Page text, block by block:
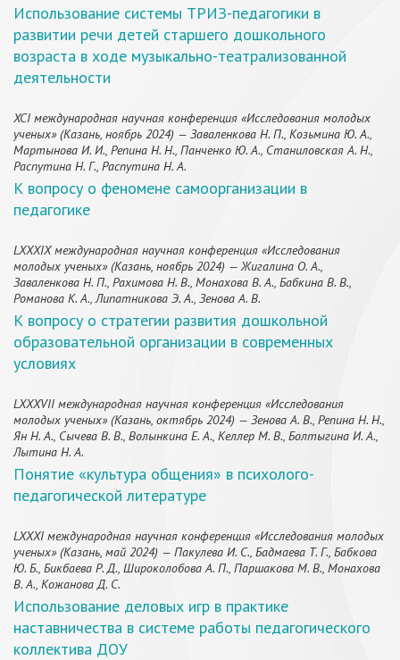
Использование системы ТРИЗ-педагогики в
развитии речи детей старшего дошкольного
возраста в ходе музыкально-театрализованной
деятельности
XCI международная научная конференция «Исследования молодых
ученых» (Казань, ноябрь 2024) — Заваленкова Н. П., Козьмина Ю. А.,
Мартынова И. И., Репина Н. Н., Панченко Ю. А., Станиловская А. Н.,
Распутина Н. Г., Распутина Н. А.
К вопросу о феномене самоорганизации в
педагогике
LXXXIX международная научная конференция «Исследования
молодых ученых» (Казань, ноябрь 2024) — Жигалина О. А.,
Заваленкова Н. П., Рахимова Н. В., Монахова В. А., Бабкина В. В.,
Романова К. А., Липатникова Э. А., Зенова А. В.
К вопросу о стратегии развития дошкольной
образовательной организации в современных
условиях
LXXXVII международная научная конференция «Исследования
молодых ученых» (Казань, октябрь 2024) — Зенова А. В., Репина Н. Н.,
Ян Н. А., Сычева В. В., Волынкина Е. А., Келлер М. В., Болтыгина И. А.,
Лытина Н. А.
Понятие «культура общения» в психолого-
педагогической литературе
LXXXI международная научная конференция «Исследования молодых
ученых» (Казань, май 2024) — Пакулева И. С., Бадмаева Т. Г., Бабкова
Ю. Б., Бикбаева Р. Д., Широколобова А. П., Паршакова М. В., Монахова
В. А., Кожанова Д. С.
Использование деловых игр в практике
наставничества в системе работы педагогического
коллектива ДОУ